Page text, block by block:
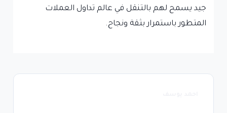
جيد يسمح لهم بالتنقل في عالم تداول العملات
المتطور باستمرار بثقة ونجاح.